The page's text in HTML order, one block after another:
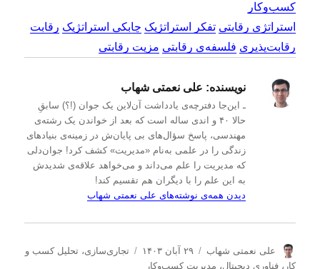
کسب‌و‌کار
استراتژی رقابتی تفکر استراتژیک چابکی استراتژیک رقابت
رقابت‌پذیری فلسفه‌ی رقابتی مزیت رقابتی
نویسنده: علی نعمتی شهاب
ـ این‌جا دفترچه‌ی یادداشت‌ آن‌لاین یک جوان (!؟) سابقِ
حالا ۴۰ و اندی ساله است که بعد از خواندن یک رشته‌ی
مهندسی، پاسخ سؤال‌های بی پایان‌ش در زمینه‌ی بنیادهای
زندگی را در علمی به‌نام «مدیریت» کشف کرد! جوان‌دلی
که مدیریت را علم می‌داند و می‌خواهد علاقه‌ی شدیدش
به این علم را با دیگران هم تقسیم کند!
دیدن همه‌ی نوشته‌های علی نعمتی شهاب
ن
و
علی نعمتی شهاب
ا
ر
۲۹ آبان ۱۴۰۳
د
تجاری‌سازی،تحلیل كسب و
كار ،فناوری دیجیتال، مدیریت كسب‌و‌كار